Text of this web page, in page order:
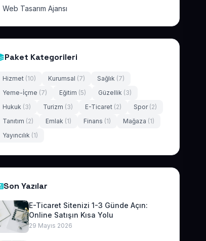
Web Tasarım Ajansı
Paket Kategorileri
Hizmet (10) Kurumsal (7) Sağlık (7)
Yeme-İçme (7) Eğitim (5) Güzellik (3)
Hukuk (3) Turizm (3) E-Ticaret (2) Spor (2)
Tanıtım (2) Emlak (1) Finans (1) Mağaza (1)
Yayıncılık (1)
Son Yazılar
E-Ticaret Sitenizi 1-3 Günde Açın:
Online Satışın Kısa Yolu
29 Mayıs 2026